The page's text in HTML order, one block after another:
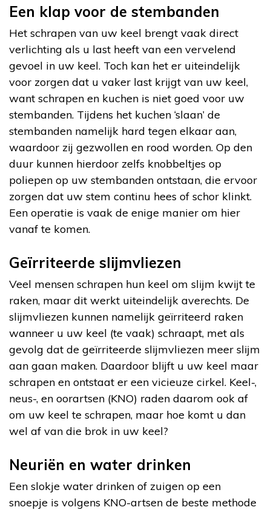
Een klap voor de stembanden
Het schrapen van uw keel brengt vaak direct
verlichting als u last heeft van een vervelend
gevoel in uw keel. Toch kan het er uiteindelijk
voor zorgen dat u vaker last krijgt van uw keel,
want schrapen en kuchen is niet goed voor uw
stembanden. Tijdens het kuchen ‘slaan’ de
stembanden namelijk hard tegen elkaar aan,
waardoor zij gezwollen en rood worden. Op den
duur kunnen hierdoor zelfs knobbeltjes op
poliepen op uw stembanden ontstaan, die ervoor
zorgen dat uw stem continu hees of schor klinkt.
Een operatie is vaak de enige manier om hier
vanaf te komen.
Geïrriteerde slijmvliezen
Veel mensen schrapen hun keel om slijm kwijt te
raken, maar dit werkt uiteindelijk averechts. De
slijmvliezen kunnen namelijk geïrriteerd raken
wanneer u uw keel (te vaak) schraapt, met als
gevolg dat de geïrriteerde slijmvliezen meer slijm
aan gaan maken. Daardoor blijft u uw keel maar
schrapen en ontstaat er een vicieuze cirkel. Keel-,
neus-, en oorartsen (KNO) raden daarom ook af
om uw keel te schrapen, maar hoe komt u dan
wel af van die brok in uw keel?
Neuriën en water drinken
Een slokje water drinken of zuigen op een
snoepje is volgens KNO-artsen de beste methode